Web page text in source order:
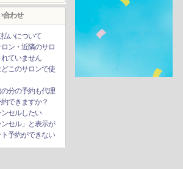
合わせ
いについて
ン・近隣のサロ
ていません
このサロンで使
分の予約も代理
できますか？
セルしたい
ンセル」と表示が
予約ができない